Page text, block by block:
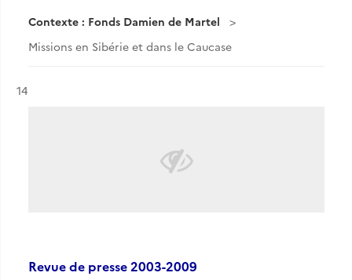
Contexte : Fonds Damien de Martel
Missions en Sibérie et dans le Caucase
Résultat n°
14
Revue de presse 2003-2009